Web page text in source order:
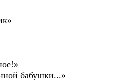
бабушки...»